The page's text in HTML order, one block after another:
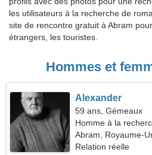
les utilisateurs à la recherche de
site de rencontre gratuit à Abram
étrangers, les touristes.
Hommes et
Alexander
59 ans, Gémeaux
Homme à la
56
Abram, Royaume-
Relation réelle